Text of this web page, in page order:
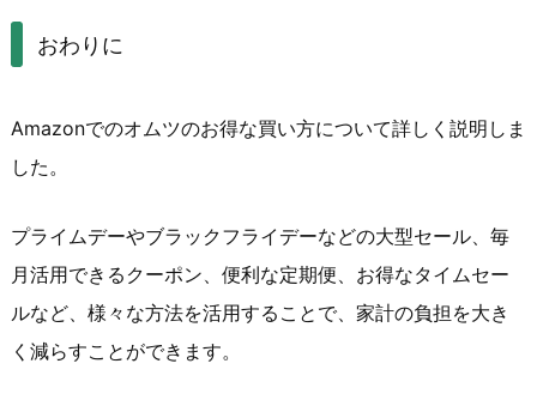
おわりに
Amazonでのオムツのお得な買い方について詳しく説明しま
した。
プライムデーやブラックフライデーなどの大型セール、毎
月活用できるクーポン、便利な定期便、お得なタイムセー
ルなど、様々な方法を活用することで、家計の負担を大き
く減らすことができます。